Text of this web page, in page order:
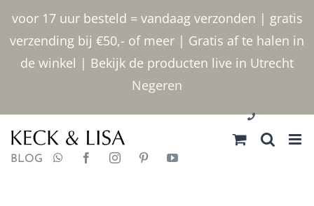
voor 17 uur besteld = vandaag verzonden | gratis
verzending bij €50,- of meer | Gratis af te halen in
de winkel | Bekijk de producten live in Utrecht
Negeren
inhoud
030 2400000
BLOG